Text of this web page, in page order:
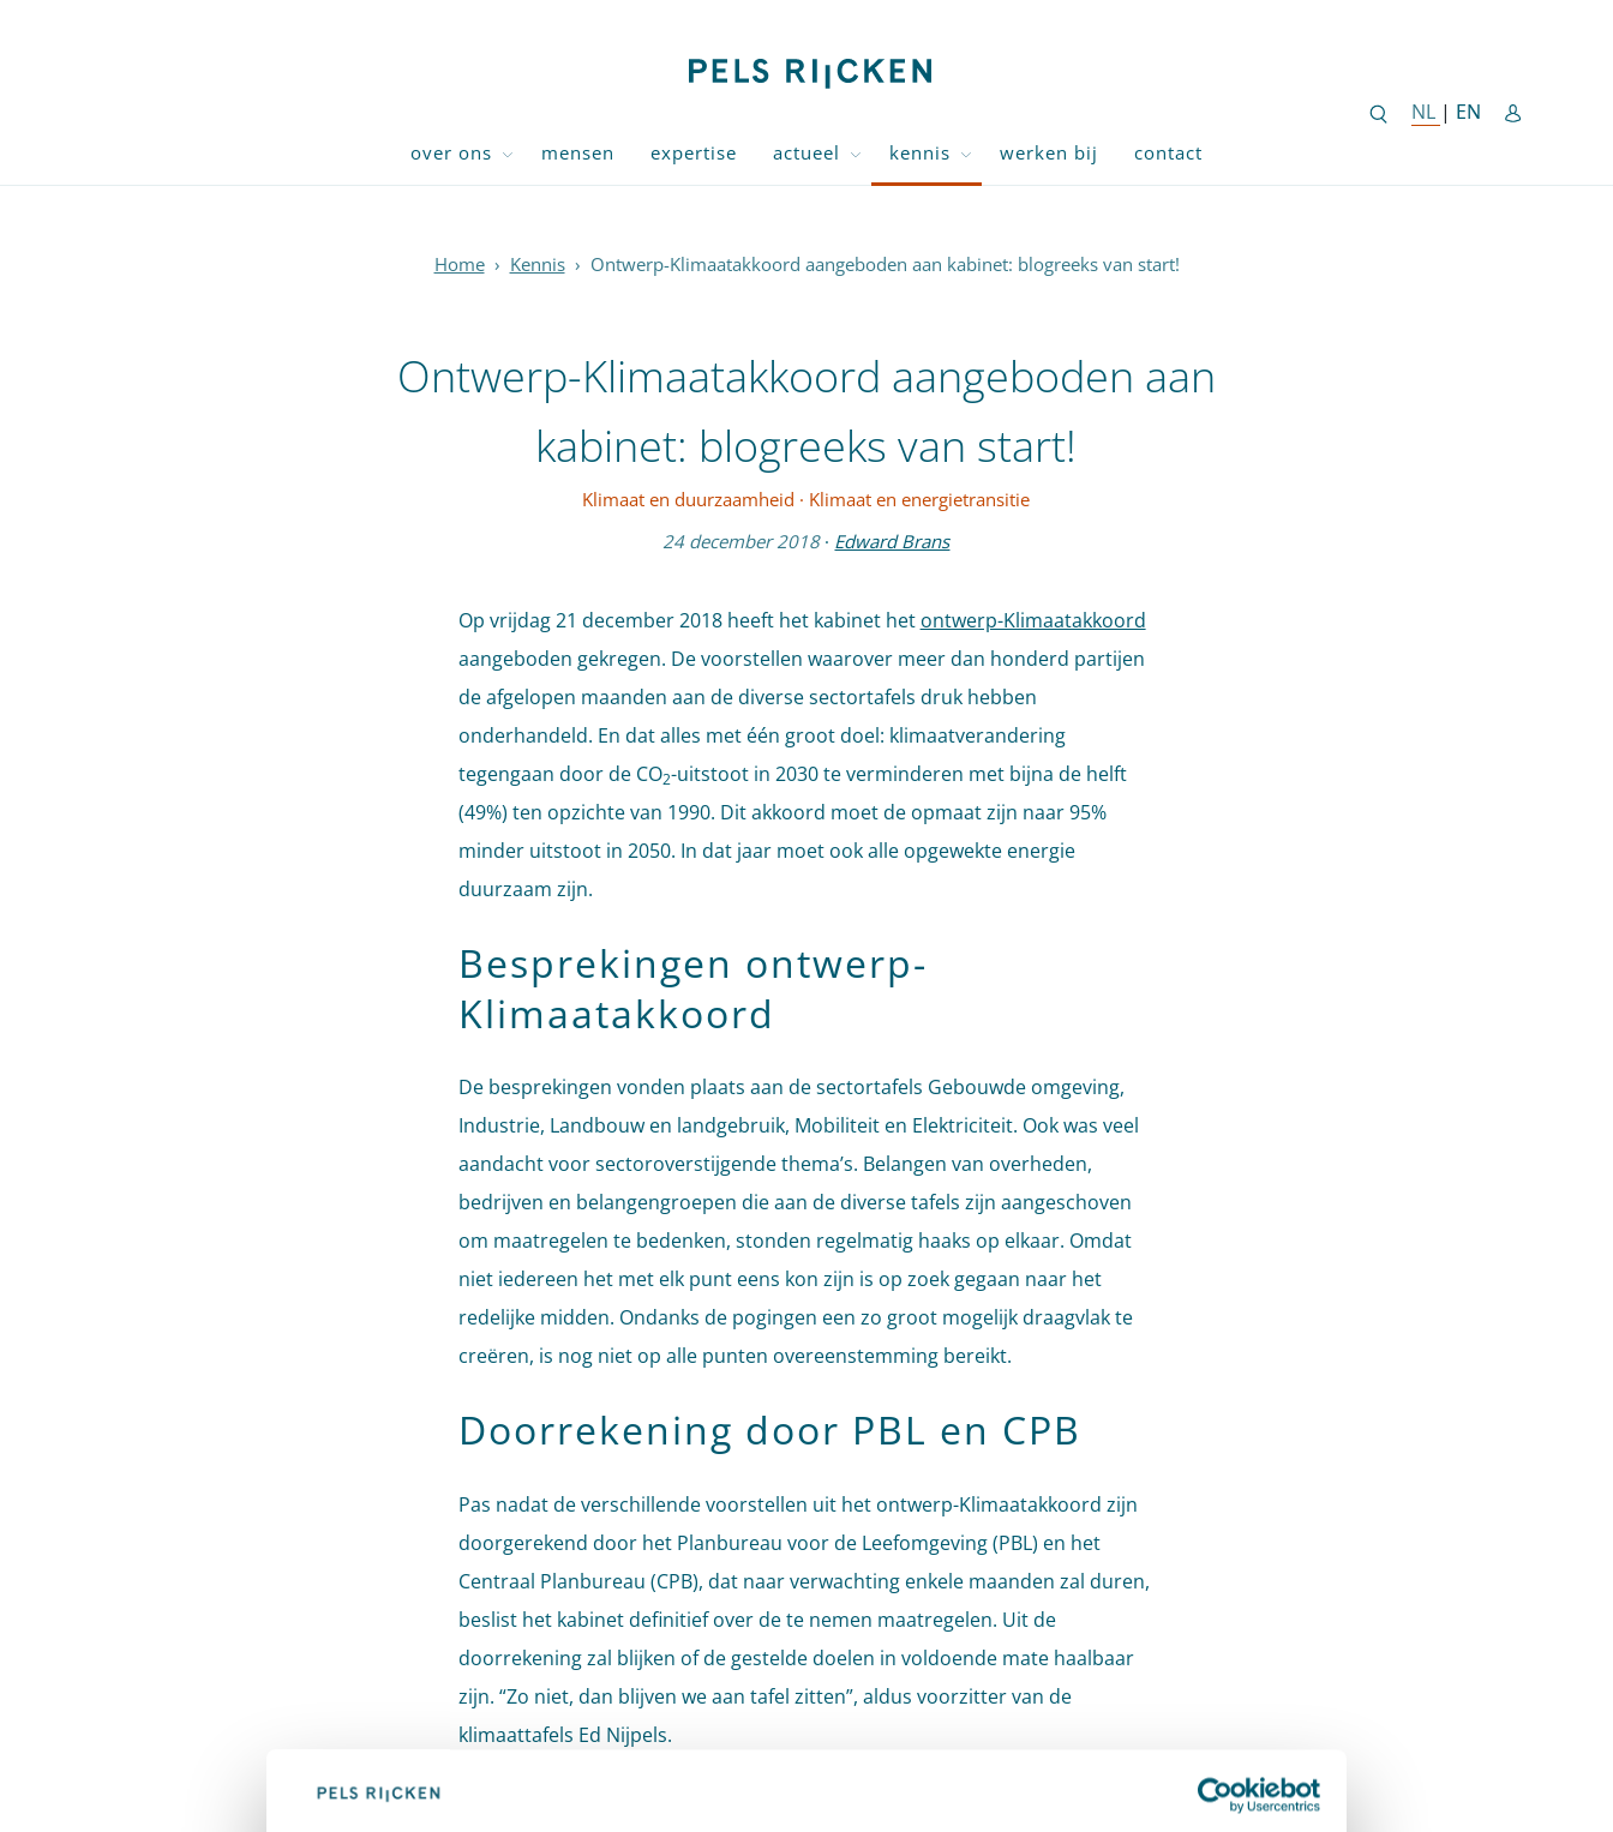
NL NEDERLANDSE
| EN ENGLISH
over ons mensen expertise actueel kennis werken bij contact
Home › Kennis › Ontwerp-Klimaatakkoord aangeboden aan kabinet: blogreeks van start!
Ontwerp-Klimaatakkoord aangeboden aan
kabinet: blogreeks van start!
Klimaat en duurzaamheid · Klimaat en energietransitie
24 december 2018 · Edward Brans
Op vrijdag 21 december 2018 heeft het kabinet het ontwerp-Klimaatakkoord
aangeboden gekregen. De voorstellen waarover meer dan honderd partijen
de afgelopen maanden aan de diverse sectortafels druk hebben
onderhandeld. En dat alles met één groot doel: klimaatverandering
tegengaan door de CO2-uitstoot in 2030 te verminderen met bijna de helft
(49%) ten opzichte van 1990. Dit akkoord moet de opmaat zijn naar 95%
minder uitstoot in 2050. In dat jaar moet ook alle opgewekte energie
duurzaam zijn.
Besprekingen ontwerp-
Klimaatakkoord
De besprekingen vonden plaats aan de sectortafels Gebouwde omgeving,
Industrie, Landbouw en landgebruik, Mobiliteit en Elektriciteit. Ook was veel
aandacht voor sectoroverstijgende thema’s. Belangen van overheden,
bedrijven en belangengroepen die aan de diverse tafels zijn aangeschoven
om maatregelen te bedenken, stonden regelmatig haaks op elkaar. Omdat
niet iedereen het met elk punt eens kon zijn is op zoek gegaan naar het
redelijke midden. Ondanks de pogingen een zo groot mogelijk draagvlak te
creëren, is nog niet op alle punten overeenstemming bereikt.
Doorrekening door PBL en CPB
Pas nadat de verschillende voorstellen uit het ontwerp-Klimaatakkoord zijn
doorgerekend door het Planbureau voor de Leefomgeving (PBL) en het
Centraal Planbureau (CPB), dat naar verwachting enkele maanden zal duren,
beslist het kabinet definitief over de te nemen maatregelen. Uit de
doorrekening zal blijken of de gestelde doelen in voldoende mate haalbaar
zijn. “Zo niet, dan blijven we aan tafel zitten”, aldus voorzitter van de
klimaattafels Ed Nijpels.